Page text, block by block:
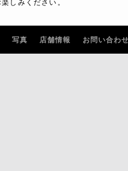
しみください。
写真 店舗情報 お問い合わ